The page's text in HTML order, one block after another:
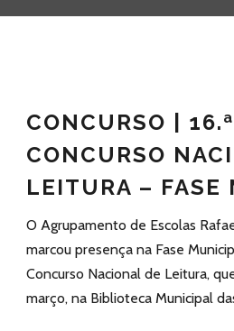
CONCURSO |
CONCURSO
LEITURA – FASE
O Agrupamento de Escolas
marcou presença na Fase
Concurso Nacional de Leitura,
março, na Biblioteca Municipal